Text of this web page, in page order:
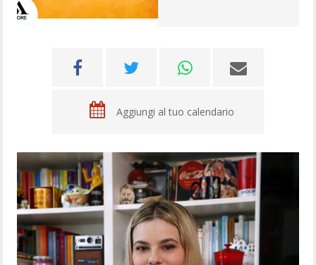
Aggiungi al tuo calendario